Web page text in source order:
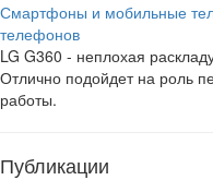
Смартфоны и мобильные
телефонов
LG G360 - неплохая
Отлично подойдет на роль
работы.
Публикации